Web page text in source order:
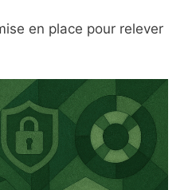
en place pour relever